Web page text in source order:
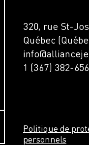
320, rue St-
Québec
1 (367) 382-
Politique de
personnels